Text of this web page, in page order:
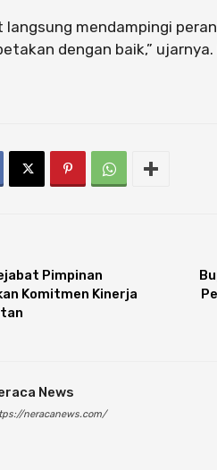
langsung mendampingi
dengan baik,” ujarnya.
Pimpinan
Komitmen Kinerja
News
neracanews.com/